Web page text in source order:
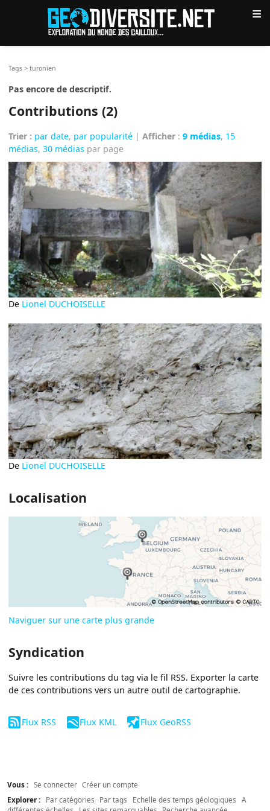
≡
Tags >turonien
Pas encore de descriptif.
Contributions (2)
Trier : par date, par popularité |Afficher :9 médias, 15
médias,30 médias par page
De Lionel DUCHOISELLE
De Lionel DUCHOISELLE
Localisation
Naviguer sur une carte plus grande
Syndication
Suivre les contributions du tag via le fil RSS. Exporter la carte
de ces contributions vers un autre outil de cartographie.
Flux RSS Flux KML Flux GeoRSS
Vous : Se connecter Créer un compte
Explorer :
Par catégories Par tags Echelle des temps géologiques
A